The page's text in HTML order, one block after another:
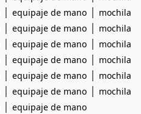
| equipaje de mano | mochila
| equipaje de mano | mochila
| equipaje de mano | mochila
| equipaje de mano | mochila
| equipaje de mano | mochila
| equipaje de mano | mochila
| equipaje de mano